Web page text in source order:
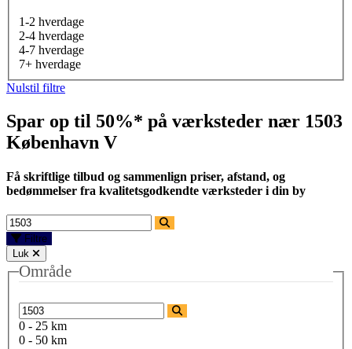
1-2 hverdage
2-4 hverdage
4-7 hverdage
7+ hverdage
Nulstil filtre
Spar op til 50%* på værksteder nær 1503
København V
Få skriftlige tilbud og sammenlign priser, afstand, og
bedømmelser fra kvalitetsgodkendte værksteder i din by
Filtre
Luk
Område
0 - 25 km
0 - 50 km